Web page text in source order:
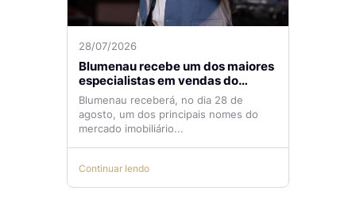
28/07/2026
Blumenau recebe um dos maiores
especialistas em vendas do
mercado imobiliário
Blumenau receberá, no dia 28 de
agosto, um dos principais nomes do
mercado imobiliário...
Continuar lendo